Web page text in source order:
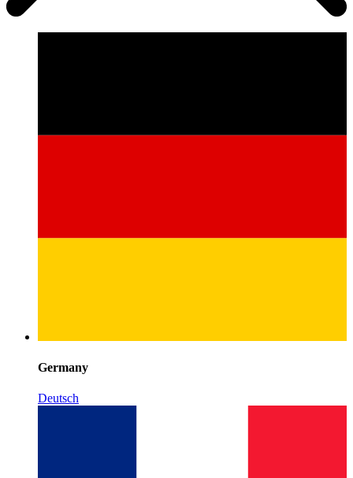
Germany
Deutsch